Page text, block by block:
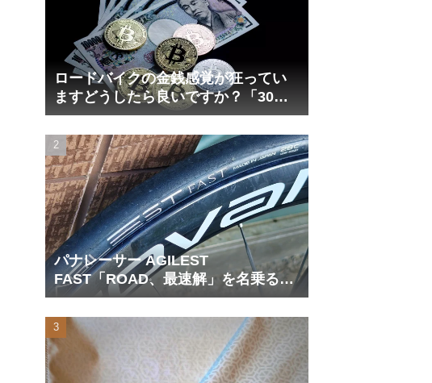
ロードバイクの金銭感覚が狂ってい
ますどうしたら良いですか？「30万
円は安い」の正体
パナレーサー AGILEST
FAST「ROAD、最速解」を名乗る国
産フラッグシップ